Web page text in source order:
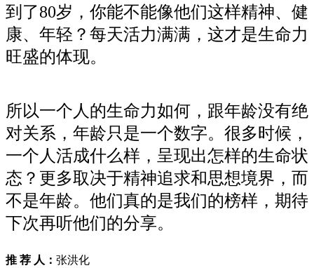
到了80岁，你能不能像他们这样精神、健
康、年轻？每天活力满满，这才是生命力
旺盛的体现。
所以一个人的生命力如何，跟年龄没有绝
对关系，年龄只是一个数字。很多时候，
一个人活成什么样，呈现出怎样的生命状
态？更多取决于精神追求和思想境界，而
不是年龄。他们真的是我们的榜样，期待
下次再听他们的分享。
推 荐 人： 张洪化